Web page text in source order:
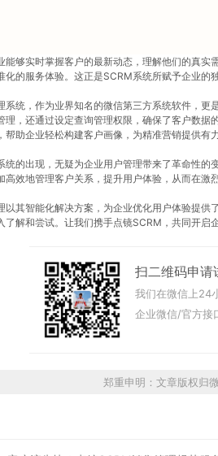
能够实时掌握客户的最新动态，理解他们的真
化的服务体验。这正是SCRM系统所赋予企业的独
系统，作为业界知名的微信第三方系统软件，
理，还通过设定查询管理权限，确保了客户数
助企业轻松构建客户画像，为精准营销提供有力
统的出现，无疑为企业用户管理带来了革命性
高效地管理客户关系，提升用户体验，从而在激
以其智能化解决方案，为企业优化用户体验提
了解和尝试。让我们携手点镜SCRM，共同开启
扫二维码申请
我们在微信上24
企业微信/官方接
郑重申明：文章版权归